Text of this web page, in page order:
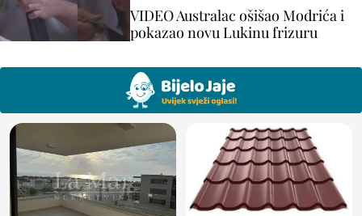
VIDEO Australac ošišao Modrića i
pokazao novu Lukinu frizuru